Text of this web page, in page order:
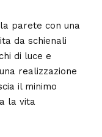
parete con una
da schienali
di luce e
realizzazione
il minimo
la vita